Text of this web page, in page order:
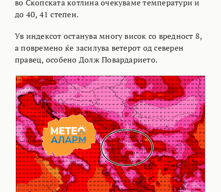
во Скопската котлина очекуваме температури и
до 40, 41 степен.
Ув индексот останува многу висок со вредност 8,
а повремено ќе засилува ветерот од северен
правец, особено Долж Повардарието.